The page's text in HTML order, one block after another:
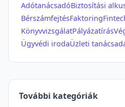
AdótanácsadóBiztosítási
BérszámfejtésFaktoring
KönyvvizsgálatPályázatírás
Ügyvédi irodaÜzleti
További kategóriák